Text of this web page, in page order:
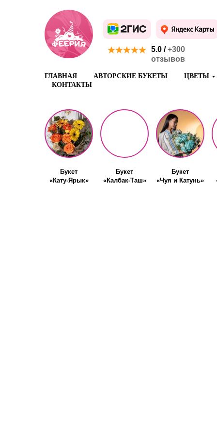
5.0 /+300
отзывов
ГЛАВНАЯ АВТОРСКИЕ БУКЕТЫ ЦВЕТЫ
КОНТАКТЫ
Букет
«Кату-Ярык»
Букет
«Калбак-Таш»
Букет
«Чуя и Катунь»